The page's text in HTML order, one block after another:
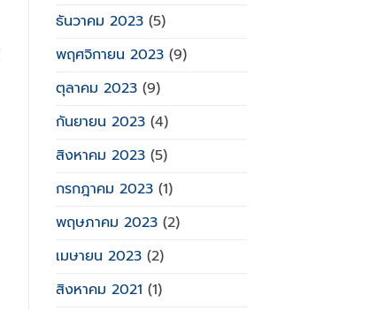
ธันวาคม 2023(5)
พฤศจิกายน 2023(9)
ตุลาคม 2023(9)
กันยายน 2023(4)
สิงหาคม 2023(5)
กรกฎาคม 2023(1)
พฤษภาคม 2023(2)
เมษายน 2023(2)
สิงหาคม 2021 (1)